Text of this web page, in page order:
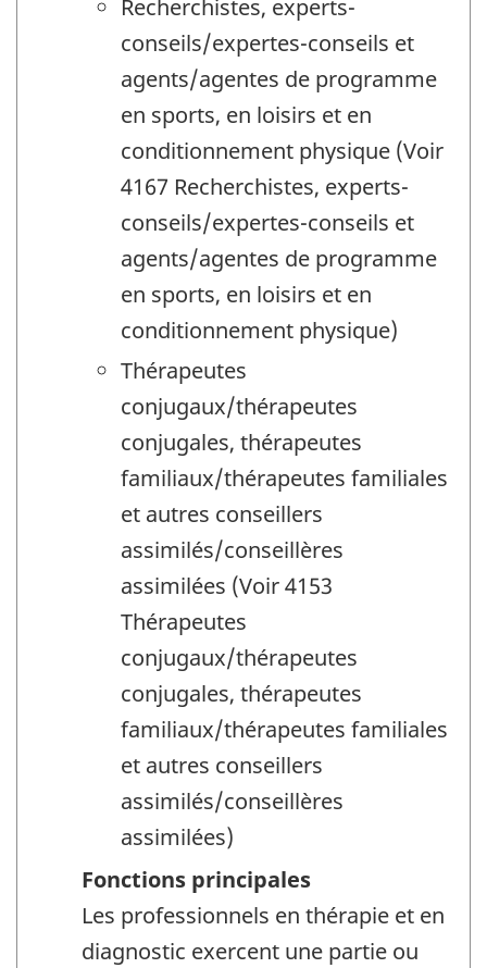
Recherchistes, experts-
conseils/expertes-conseils et
agents/agentes de programme
en sports, en loisirs et en
conditionnement physique (Voir
4167 Recherchistes, experts-
conseils/expertes-conseils et
agents/agentes de programme
en sports, en loisirs et en
conditionnement physique)
Thérapeutes
conjugaux/thérapeutes
conjugales, thérapeutes
familiaux/thérapeutes familiales
et autres conseillers
assimilés/conseillères
assimilées (Voir 4153
Thérapeutes
conjugaux/thérapeutes
conjugales, thérapeutes
familiaux/thérapeutes familiales
et autres conseillers
assimilés/conseillères
assimilées)
Fonctions principales
Les professionnels en thérapie et en
diagnostic exercent une partie ou